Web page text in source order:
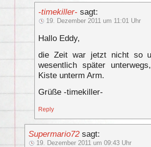
-timekiller- sagt:
19. Dezember 2011 um 11:01 Uhr
Hallo Eddy,
die Zeit war jetzt nicht so
wesentlich später
Kiste unterm Arm.
Grüße -timekiller-
Reply
Supermario72 sagt:
19. Dezember 2011 um 09:43 Uhr